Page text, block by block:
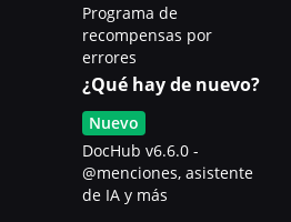
Programa de
recompensas por
errores
¿Qué hay de nuevo?
Nuevo
DocHub v6.6.0 -
@menciones, asistente
de IA y más